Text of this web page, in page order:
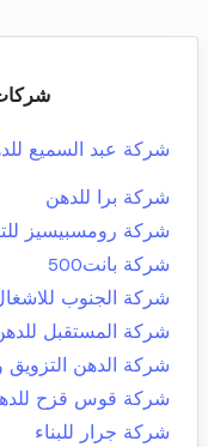
شركة عبد السميع
شركة برا للدهن
شركة رومسبيسيز
شركة بانت500
شركة الجنوب
شركة المستقبل
شركة الدهن التزويق
شركة قوس قزح
شركة جرار للبناء